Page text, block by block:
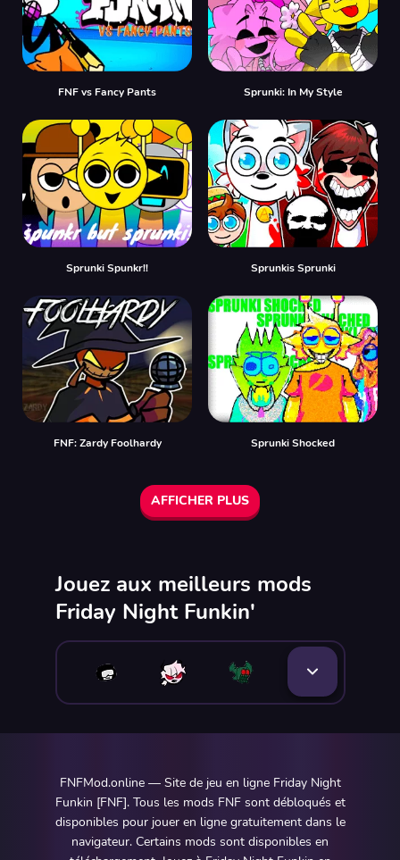
FNF vs Fancy Pants Sprunki: In My Style
Sprunki Spunkr!! Sprunkis Sprunki
FNF: Zardy Foolhardy Sprunki Shocked
AFFICHER PLUS
Jouez aux meilleurs mods
Friday Night Funkin'
FNFMod.online — Site de jeu en ligne Friday Night
Funkin [FNF]. Tous les mods FNF sont débloqués et
disponibles pour jouer en ligne gratuitement dans le
navigateur. Certains mods sont disponibles en